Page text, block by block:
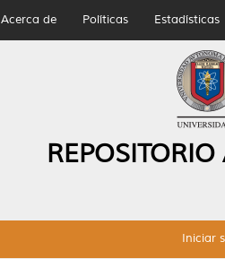
Acerca de Políticas Estadísticas
Iniciar